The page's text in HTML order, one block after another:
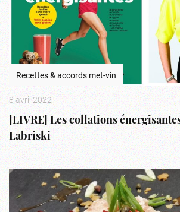
Recettes & accords met-vin
8 avril 2022
[LIVRE] Les collations
Labriski